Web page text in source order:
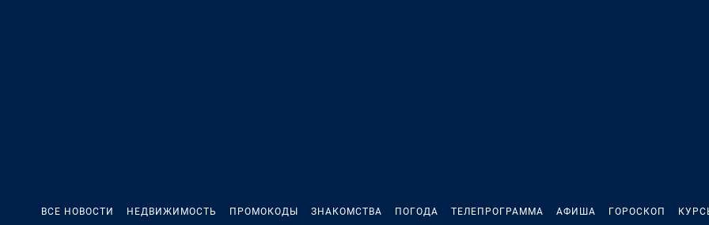
ВСЕ НОВОСТИ НЕДВИЖИМОСТЬ ПРОМОКОДЫ ЗНАКОМСТВА ПОГОДА ТЕЛЕПРОГРАММА АФИША ГОРОСКОП